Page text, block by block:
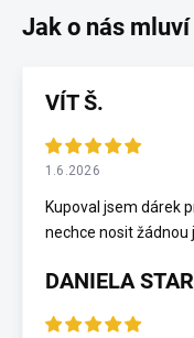
VÍT Š.
1.6.2026
Kupoval jsem dárek
nechce nosit žádnou
DANIELA